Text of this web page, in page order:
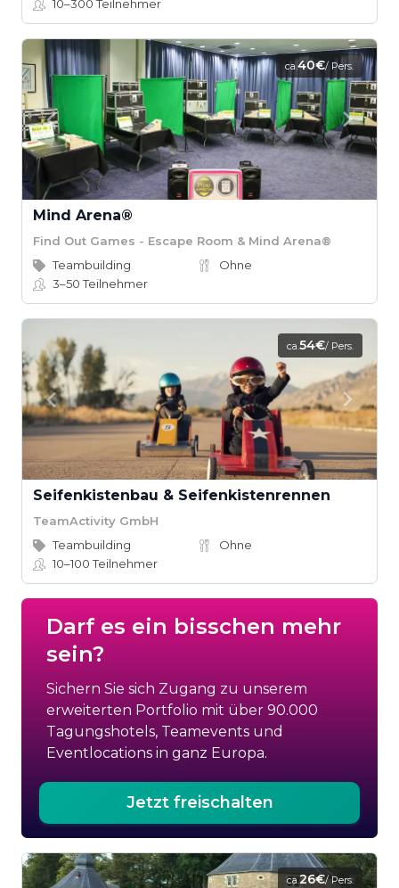
10–300Teilnehmer
ca.40€/ Pers.
Mind Arena®
Find Out Games - Escape Room & Mind Arena®
Teambuilding
Ohne
3–50Teilnehmer
ca.54€/ Pers.
Seifenkistenbau & Seifenkistenrennen
TeamActivity GmbH
Teambuilding
Ohne
10–100Teilnehmer
Darf es ein bisschen mehr
sein?
Sichern Sie sich Zugang zu unserem
erweiterten Portfolio mit über 90.000
Tagungshotels, Teamevents und
Eventlocations in ganz Europa.
Jetzt freischalten
ca.26€/ Pers.